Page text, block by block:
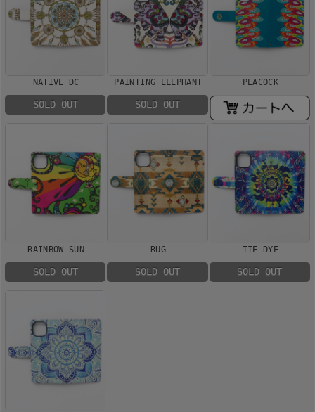
NATIVE DC
SOLD OUT
PAINTING ELEPHANT
SOLD OUT
PEACOCK
RAINBOW SUN
SOLD OUT
RUG
SOLD OUT
TIE DYE
SOLD OUT